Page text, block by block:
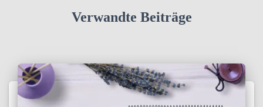
Verwandte Beiträge